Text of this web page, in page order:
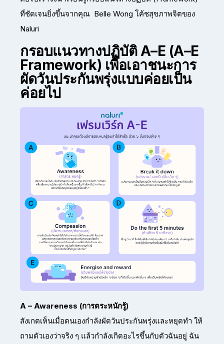
ที่ชัดเจนยิ่งขึ้นจากคุณ Belle Wong โค้ชสุขภาพจิตของ
Naluri
กรอบแนวทางปฏิบัติ A–E (A–E
Framework) เพื่อเอาชนะการ
ผัดวันประกันพรุ่งแบบค่อยเป็น
ค่อยไป
A – Awareness (การตระหนักรู้)
สังเกตเห็นเมื่อตนเองกำลังผัดวันประกันพรุ่งและหยุดทำ ให้
ถามตัวเองว่าจริง ๆ แล้วกำลังเกิดอะไรขึ้นกับตัวฉันอยู่ ฉัน